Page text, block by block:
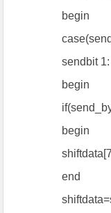
begin
sendbit 1:
begin
begin
end